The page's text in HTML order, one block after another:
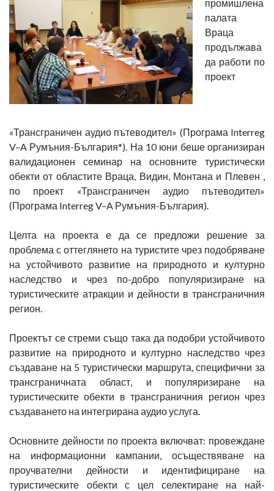
промишлена
палата
Враца
продължава
да работи по
проект
«Трансграничен аудио пътеводител» (Програма Interreg
V–A Румъния-България*). На 10 юни беше организиран
валидационен семинар на основните туристически
обекти от областите Враца, Видин, Монтана и Плевен ,
по проект «Трансграничен аудио пътеводител»
(Програма Interreg V–A Румъния-България).
Целта на проекта е да се предложи решение за
проблема с оттеглянето на туристите чрез подобряване
на устойчивото развитие на природното и културно
наследство и чрез по-добро популяризиране на
туристическите атракции и дейности в трансграничния
регион.
Проектът се стреми също така да подобри устойчивото
развитие на природното и културно наследство чрез
създаване на 5 туристически маршрута, специфични за
трансграничната област, и популяризиране на
туристическите обекти в трансграничния регион чрез
създаването на интегрирана аудио услуга.
Основните дейности по проекта включват: провеждане
на информационни кампании, осъществяване на
проучвателни дейности и идентифициране на
туристическите обекти с цел селектиране на най-